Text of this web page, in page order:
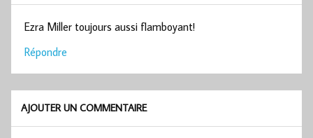
Ezra Miller toujours aussi flamboyant!
Répondre
AJOUTER UN COMMENTAIRE